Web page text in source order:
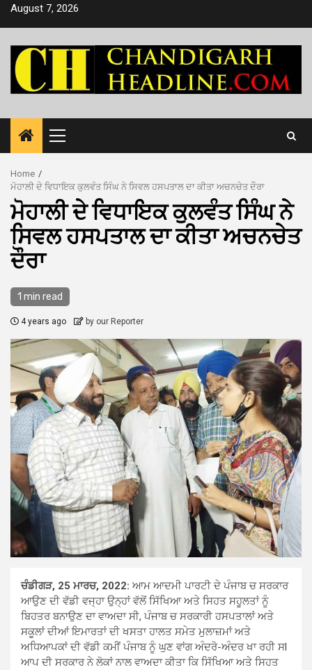
SkipAugust 7, 2026
Primary
Menu
Home
ਮੋਹਾਲੀ ਦੇ ਵਿਧਾਇਕ ਕੁਲਵੰਤ ਸਿੰਘ ਨੇ ਸਿਵਲ ਹਸਪਤਾਲ ਦਾ ਕੀਤਾ ਅਚਨਚੇਤ ਦੌਰਾ
ਮੋਹਾਲੀ ਦੇ ਵਿਧਾਇਕ ਕੁਲਵੰਤ ਸਿੰਘ ਨੇ
ਸਿਵਲ ਹਸਪਤਾਲ ਦਾ ਕੀਤਾ ਅਚਨਚੇਤ
ਦੌਰਾ
1 min read
4 years ago by our Reporter
ਚੰਡੀਗੜ, 25 ਮਾਰਚ, 2022: ਆਮ ਆਦਮੀ ਪਾਰਟੀ ਦੇ ਪੰਜਾਬ ਚ ਸਰਕਾਰ
ਆਉਣ ਦੀ ਵੱਡੀ ਵਜ੍ਹਾ ਉਨ੍ਹਾਂ ਵੱਲੋਂ ਸਿੱਖਿਆ ਅਤੇ ਸਿਹਤ ਸਹੂਲਤਾਂ ਨੂੰ
ਬਿਹਤਰ ਬਨਾਉਣ ਦਾ ਵਾਅਦਾ ਸੀ, ਪੰਜਾਬ ਚ ਸਰਕਾਰੀ ਹਸਪਤਾਲਾਂ ਅਤੇ
ਸਕੂਲਾਂ ਦੀਆਂ ਇਮਾਰਤਾਂ ਦੀ ਖਸਤਾ ਹਾਲਤ ਸਮੇਤ ਮੁਲਾਜ਼ਮਾਂ ਅਤੇ
ਅਧਿਆਪਕਾਂ ਦੀ ਵੱਡੀ ਕਮੀਂ ਪੰਜਾਬ ਨੂੰ ਘੁਣ ਵਾਂਗ ਅੰਦਰੋ-ਅੰਦਰ ਖਾ ਰਹੀ ਸl
ਆਪ ਦੀ ਸਰਕਾਰ ਨੇ ਲੋਕਾਂ ਨਾਲ ਵਾਅਦਾ ਕੀਤਾ ਕਿ ਸਿੱਖਿਆ ਅਤੇ ਸਿਹਤ